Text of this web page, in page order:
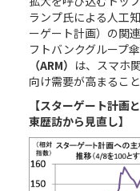
ランプ氏による人工
ーゲート計画）の関
フトバンクグループ
（ARM） は、スマホ
向け需要が高まるこ
【スターゲート計画と
東歴訪から見直し】